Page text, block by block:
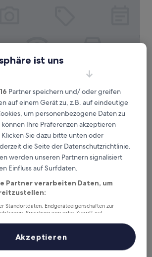
Regency
Regency
Der
beträgt
96 €
inkl. Steuern & Gebühren
9. Aug.–10. Aug.
ist uns
16 Partner speichern und/ oder greifen
auf einem Gerät zu, z.B. auf eindeutige
um personenbezogene Daten zu
Ihre Präferenzen akzeptieren
Sie dazu bitte unten oder
die Seite der Datenschutzrichtlinie.
werden unseren Partnern signalisiert
Einfluss auf Surfdaten.
Partner verarbeiten Daten, um
Standortdaten. Endgeräteeigenschaften zur
Speichern von oder Zugriff auf
Werbeleistung und der Performance von Inhalten,
sowie Entwicklung und Verbesserung von
(Lieferanten)
Akzeptieren